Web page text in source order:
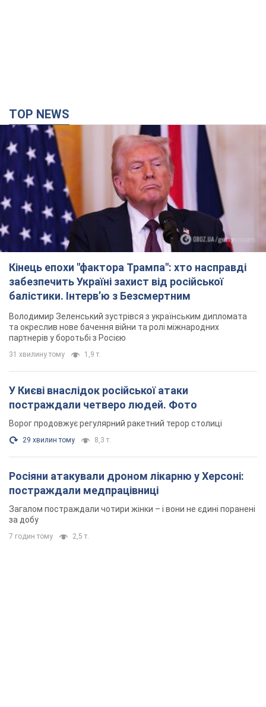
TOP NEWS
Кінець епохи "фактора Трампа": хто насправді
забезпечить Україні захист від російської
балістики. Інтерв’ю з Безсмертним
Володимир Зеленський зустрівся з українським дипломата
та окреслив нове бачення війни та ролі міжнародних
партнерів у боротьбі з Росією
31 хвилину тому 1,9 т.
У Києві внаслідок російської атаки
постраждали четверо людей. Фото
Ворог продовжує регулярний ракетний терор столиці
29 хвилин тому 8,3 т.
Росіяни атакували дроном лікарню у Херсоні:
постраждали медпрацівниці
Загалом постраждали чотири жінки – і вони не єдині поранені
за добу
7 годин тому 2,5 т.